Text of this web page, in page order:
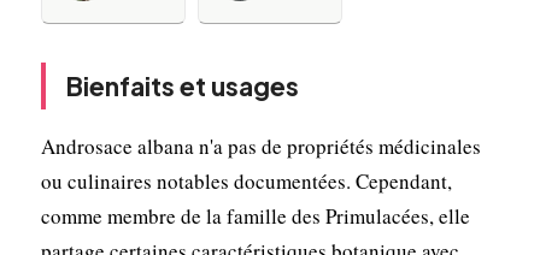
Bienfaits et usages
Androsace albana n'a pas de propriétés médicinales
ou culinaires notables documentées. Cependant,
comme membre de la famille des Primulacées, elle